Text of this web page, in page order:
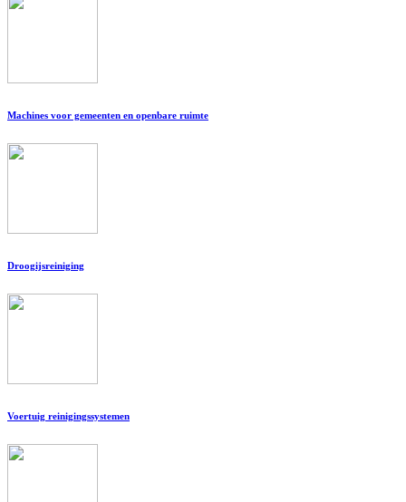
Machines voor gemeenten en openbare ruimte
Droogijsreiniging
Voertuig reinigingssystemen